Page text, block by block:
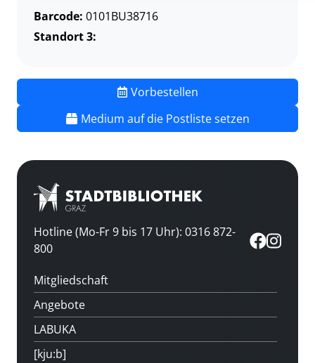
Barcode: 0101BU38716
Standort 3:
Vorbestellen
Medium auf die Postliste setzen
Hotline (Mo-Fr 9 bis 17 Uhr): 0316 872-
800
Mitgliedschaft
Angebote
LABUKA
[kju:b]